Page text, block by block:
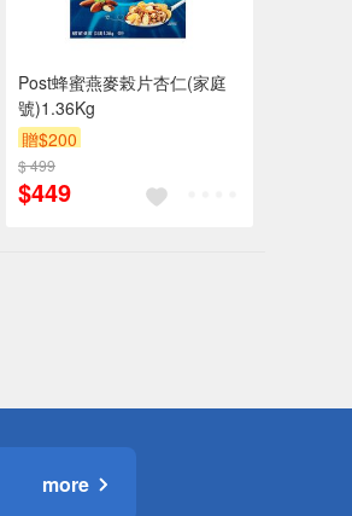
Post蜂蜜燕麥榖片杏仁(家庭
號)1.36Kg
贈$200
$ 499
$449
more